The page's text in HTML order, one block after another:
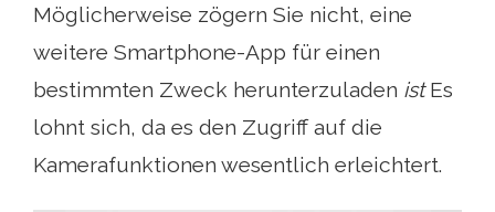
Möglicherweise zögern Sie nicht, eine
weitere Smartphone-App für einen
bestimmten Zweck herunterzuladen istEs
lohnt sich, da es den Zugriff auf die
Kamerafunktionen wesentlich erleichtert.